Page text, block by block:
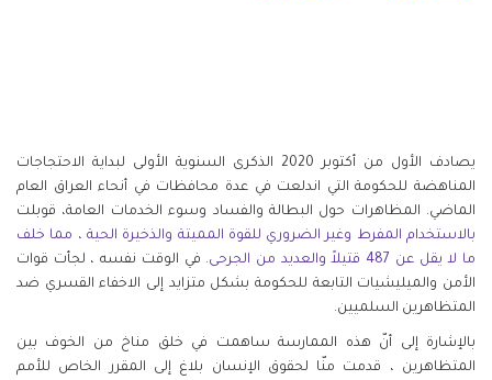
يصادف الأول من أكتوبر 2020 الذكرى السنوية الأولى لبداية الاحتجاجات
المناهضة للحكومة التي اندلعت في عدة محافظات في أنحاء العراق العام
الماضي. المظاهرات حول البطالة والفساد وسوء الخدمات العامة، قوبلت
بالاستخدام المفرط وغير الضروري للقوة المميتة والذخيرة الحية ، مما خلف
ما لا يقل عن 487 قتيلاً والعديد من الجرحى
. في الوقت نفسه ، لجأت قوات
الأمن والميليشيات التابعة للحكومة بشكل متزايد إلى الاخفاء القسري ضد
المتظاهرين السلميين.
بالإشارة إلى أنّ هذه الممارسة ساهمت في خلق مناخ من الخوف بين
المتظاهرين ، قدمت منّا لحقوق الإنسان بلاغ إلى المقرر الخاص للأمم